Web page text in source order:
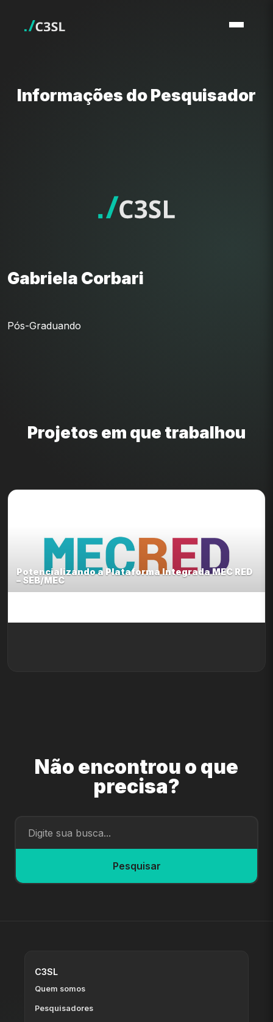
Informações do Pesquisador
Gabriela Corbari
Pós-Graduando
Projetos em que trabalhou
Potencializando a Plataforma Integrada MEC RED
– SEB/MEC
Não encontrou o que
precisa?
Pesquisar
C3SL
Quem somos
Pesquisadores